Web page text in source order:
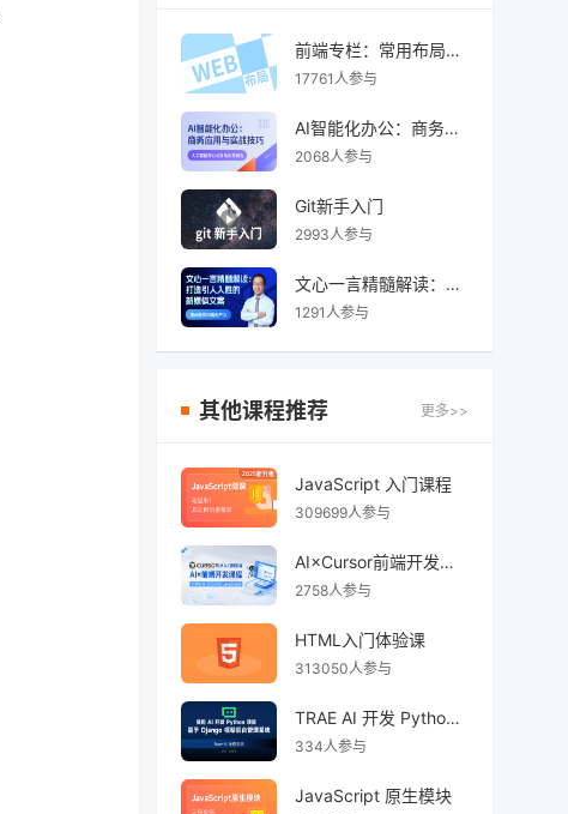
前端专栏：常用布局完全指南
17761人参与
AI智能化办公：商务应用与实战技巧
2068人参与
Git新手入门
2993人参与
⽂⼼⼀⾔精髓解读：AI打造引⼈⼊胜的新媒体⽂案
1291人参与
其他课程推荐 更多>>
JavaScript 入门课程
309699人参与
AI×Cursor前端开发：零基础学HTML5·CSS3·JavaScript到高级项目实战
2758人参与
HTML入门体验课
313050人参与
TRAE AI 开发 Python Django 后台管理系统
334人参与
JavaScript 原生模块